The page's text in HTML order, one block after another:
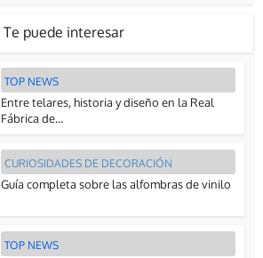
Te puede interesar
TOP NEWS
Entre telares, historia y diseño en la Real
Fábrica de...
CURIOSIDADES DE DECORACIÓN
Guía completa sobre las alfombras de vinilo
TOP NEWS